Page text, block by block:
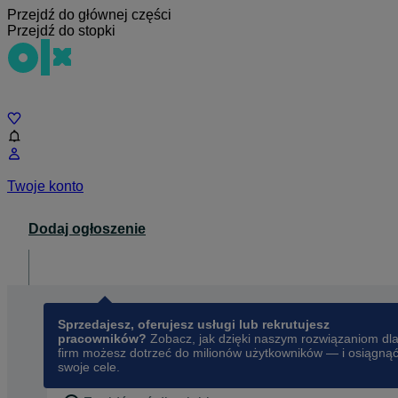
Przejdź do głównej części
Przejdź do stopki
Twoje konto
Dodaj ogłoszenie
Sprzedajesz, oferujesz usługi lub rekrutujesz
pracowników? Zobacz, jak dzięki naszym rozwiązaniom dla
firm możesz dotrzeć do milionów użytkowników — i osiągnąć
swoje cele.